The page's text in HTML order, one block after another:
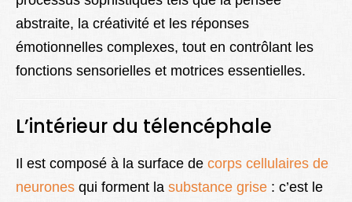
abstraite, la créativité et les réponses
émotionnelles complexes, tout en contrôlant les
fonctions sensorielles et motrices essentielles.
L’intérieur du télencéphale
Il est composé à la surface de corps cellulaires de
neurones qui forment la substance grise : c’est le